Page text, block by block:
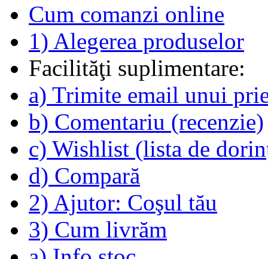
Cum comanzi online
1) Alegerea produselor
Facilităţi suplimentare:
a) Trimite email unui
b) Comentariu (recenzie)
c) Wishlist (lista de
d) Compară
2) Ajutor: Coşul tău
3) Cum livrăm